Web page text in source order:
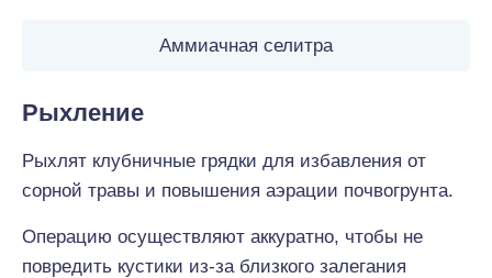
Аммиачная селитра
Рыхление
Рыхлят клубничные грядки для избавления от
сорной травы и повышения аэрации почвогрунта.
Операцию осуществляют аккуратно, чтобы не
повредить кустики из-за близкого залегания